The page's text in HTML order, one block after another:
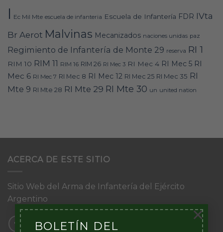
BOLETÍN DEL
×
I Ec Mil Mte escuela de infanteria Escuela de Infantería FDR IVta
Br Aerot Malvinas Mecanizados naciones unidas paz
Regimiento de Infantería de Monte 29 reserva RI 1
RIM 10 RIM 11 RIM 16 RIM 26 RI Mec 3 RI Mec 4 RI Mec 5 RI
Mec 6 RI Mec 7 RI Mec 8 RI Mec 12 RI Mec 25 RI Mec 35 RI
Mte 9 RI Mte 28 RI Mte 29 RI Mte 30 un united nation
ACERCA DE ESTE SITIO
Sitio Web del Arma de Infantería del Ejército
Argentino